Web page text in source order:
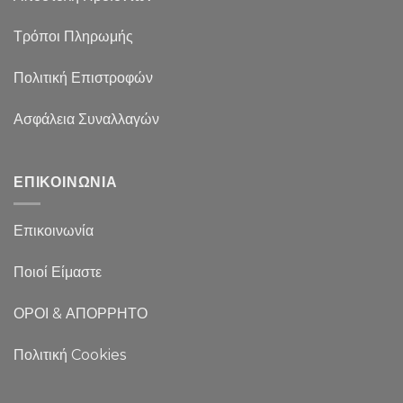
Τρόποι Πληρωμής
Πολιτική Επιστροφών
Ασφάλεια Συναλλαγών
ΕΠΙΚΟΙΝΩΝΙΑ
Επικοινωνία
Ποιοί Είμαστε
ΟΡΟΙ & ΑΠΟΡΡΗΤΟ
Πολιτική Cookies